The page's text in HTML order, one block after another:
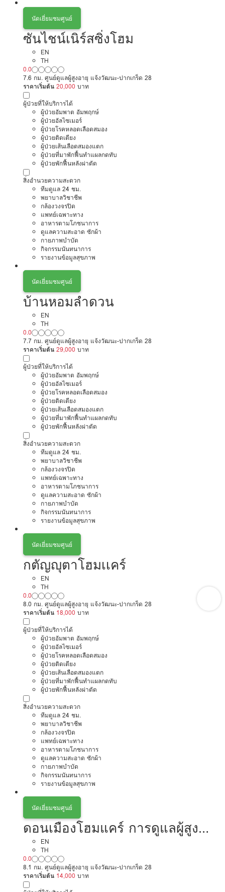
นัดเยี่ยมชมศูนย์
ซันไชน์เนิร์สซิ่งโฮม
EN
TH
0.0
7.6 กม. ศูนย์ดูแลผู้สูงอายุ แจ้งวัฒนะ-ปากเกร็ด 28
ราคาเริ่มต้น 20,000 บาท
ผู้ป่วยที่ให้บริการได้
ผู้ป่วยอัมพาต อัมพฤกษ์
ผู้ป่วยอัลไซเมอร์
ผู้ป่วยโรคหลอดเลือดสมอง
ผู้ป่วยติดเตียง
ผู้ป่วยเส้นเลือดสมองแตก
ผู้ป่วยที่มาพักฟื้นทำแผลกดทับ
ผู้ป่วยพักฟื้นหลังผ่าตัด
สิ่งอำนวยความสะดวก
ทีมดูแล 24 ชม.
พยาบาลวิชาชีพ
กล้องวงจรปิด
แพทย์เฉพาะทาง
อาหารตามโภชนาการ
ดูแลความสะอาด ซักผ้า
กายภาพบำบัด
กิจกรรมนันทนาการ
รายงานข้อมูลสุขภาพ
นัดเยี่ยมชมศูนย์
บ้านหอมลำดวน
EN
TH
0.0
7.7 กม. ศูนย์ดูแลผู้สูงอายุ แจ้งวัฒนะ-ปากเกร็ด 28
ราคาเริ่มต้น 29,000 บาท
ผู้ป่วยที่ให้บริการได้
ผู้ป่วยอัมพาต อัมพฤกษ์
ผู้ป่วยอัลไซเมอร์
ผู้ป่วยโรคหลอดเลือดสมอง
ผู้ป่วยติดเตียง
ผู้ป่วยเส้นเลือดสมองแตก
ผู้ป่วยที่มาพักฟื้นทำแผลกดทับ
ผู้ป่วยพักฟื้นหลังผ่าตัด
สิ่งอำนวยความสะดวก
ทีมดูแล 24 ชม.
พยาบาลวิชาชีพ
กล้องวงจรปิด
แพทย์เฉพาะทาง
อาหารตามโภชนาการ
ดูแลความสะอาด ซักผ้า
กายภาพบำบัด
กิจกรรมนันทนาการ
รายงานข้อมูลสุขภาพ
นัดเยี่ยมชมศูนย์
กตัญญุตาโฮมเเคร์
EN
TH
0.0
8.0 กม. ศูนย์ดูแลผู้สูงอายุ แจ้งวัฒนะ-ปากเกร็ด 28
ราคาเริ่มต้น 18,000 บาท
ผู้ป่วยที่ให้บริการได้
ผู้ป่วยอัมพาต อัมพฤกษ์
ผู้ป่วยอัลไซเมอร์
ผู้ป่วยโรคหลอดเลือดสมอง
ผู้ป่วยติดเตียง
ผู้ป่วยเส้นเลือดสมองแตก
ผู้ป่วยที่มาพักฟื้นทำแผลกดทับ
ผู้ป่วยพักฟื้นหลังผ่าตัด
สิ่งอำนวยความสะดวก
ทีมดูแล 24 ชม.
พยาบาลวิชาชีพ
กล้องวงจรปิด
แพทย์เฉพาะทาง
อาหารตามโภชนาการ
ดูแลความสะอาด ซักผ้า
กายภาพบำบัด
กิจกรรมนันทนาการ
รายงานข้อมูลสุขภาพ
นัดเยี่ยมชมศูนย์
ดอนเมืองโฮมแคร์ การดูแลผู้สูง
อายุหรือผู้มีภาวะพึ่งพิง
EN
TH
0.0
8.1 กม. ศูนย์ดูแลผู้สูงอายุ แจ้งวัฒนะ-ปากเกร็ด 28
ราคาเริ่มต้น 14,000 บาท